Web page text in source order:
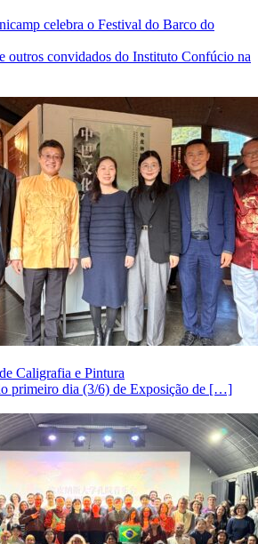
celebra o Festival do Barco do
outros convidados do Instituto Confúcio na
Caligrafia e Pintura
primeiro dia (3/6) de Exposição de […]